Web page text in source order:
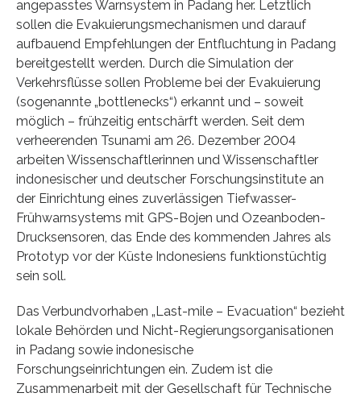
angepasstes Warnsystem in Padang her. Letztlich
sollen die Evakuierungsmechanismen und darauf
aufbauend Empfehlungen der Entfluchtung in Padang
bereitgestellt werden. Durch die Simulation der
Verkehrsflüsse sollen Probleme bei der Evakuierung
(sogenannte „bottlenecks“) erkannt und – soweit
möglich – frühzeitig entschärft werden. Seit dem
verheerenden Tsunami am 26. Dezember 2004
arbeiten Wissenschaftlerinnen und Wissenschaftler
indonesischer und deutscher Forschungsinstitute an
der Einrichtung eines zuverlässigen Tiefwasser-
Frühwarnsystems mit GPS-Bojen und Ozeanboden-
Drucksensoren, das Ende des kommenden Jahres als
Prototyp vor der Küste Indonesiens funktionstüchtig
sein soll.
Das Verbundvorhaben „Last-mile – Evacuation“ bezieht
lokale Behörden und Nicht-Regierungsorganisationen
in Padang sowie indonesische
Forschungseinrichtungen ein. Zudem ist die
Zusammenarbeit mit der Gesellschaft für Technische